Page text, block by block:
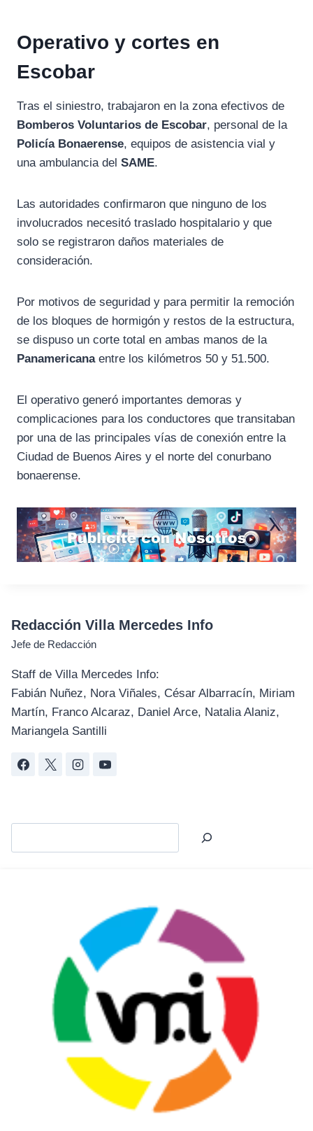
Operativo y cortes en
Escobar
Tras el siniestro, trabajaron en la zona efectivos de
Bomberos Voluntarios de Escobar, personal de la
Policía Bonaerense, equipos de asistencia vial y
una ambulancia del SAME.
Las autoridades confirmaron que ninguno de los
involucrados necesitó traslado hospitalario y que
solo se registraron daños materiales de
consideración.
Por motivos de seguridad y para permitir la remoción
de los bloques de hormigón y restos de la estructura,
se dispuso un corte total en ambas manos de la
Panamericanaentre los kilómetros 50 y 51.500.
El operativo generó importantes demoras y
complicaciones para los conductores que transitaban
por una de las principales vías de conexión entre la
Ciudad de Buenos Aires y el norte del conurbano
bonaerense.
Redacción Villa Mercedes Info
Jefe de Redacción
Staff de Villa Mercedes Info:
Fabián Nuñez, Nora Viñales, César Albarracín, Miriam
Martín, Franco Alcaraz, Daniel Arce, Natalia Alaniz,
Mariangela Santilli